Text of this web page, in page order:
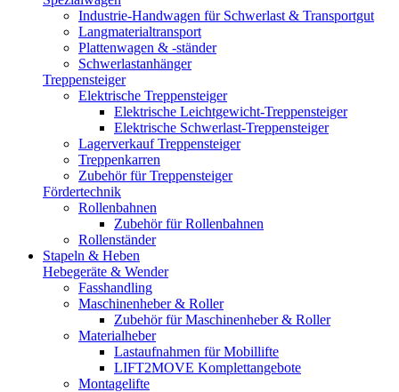
Industrie-Handwagen für Schwerlast & Transportgut
Langmaterialtransport
Plattenwagen & -ständer
Schwerlastanhänger
Treppensteiger
Elektrische Treppensteiger
Elektrische Leichtgewicht-Treppensteiger
Elektrische Schwerlast-Treppensteiger
Lagerverkauf Treppensteiger
Treppenkarren
Zubehör für Treppensteiger
Fördertechnik
Rollenbahnen
Zubehör für Rollenbahnen
Rollenständer
Stapeln & Heben
Hebegeräte & Wender
Fasshandling
Maschinenheber & Roller
Zubehör für Maschinenheber & Roller
Materialheber
Lastaufnahmen für Mobillifte
LIFT2MOVE Komplettangebote
Montagelifte